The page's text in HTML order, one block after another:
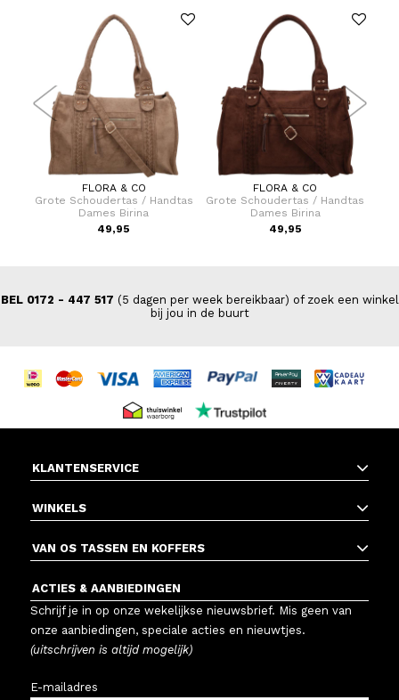
FLORA & CO
Grote Schoudertas / Handtas
Dames Birina
49,95
FLORA & CO
Grote Schoudertas / Handtas
Dames Birina
49,95
BEL 0172 - 447 517 (5 dagen per week bereikbaar) of zoek een winkel
bij jou in de buurt
KLANTENSERVICE
WINKELS
VAN OS TASSEN EN KOFFERS
ACTIES & AANBIEDINGEN
Schrijf je in op onze wekelijkse nieuwsbrief. Mis geen van
onze aanbiedingen, speciale acties en nieuwtjes.
(uitschrijven is altijd mogelijk)
E-mailadres